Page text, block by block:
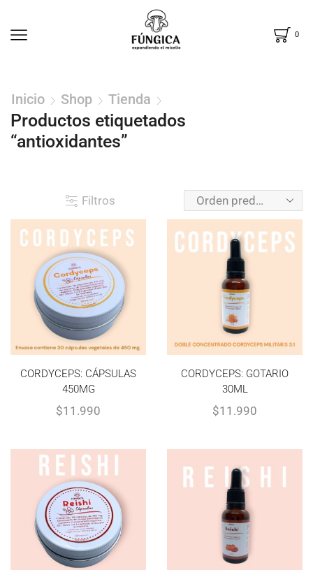
0
Inicio Shop Tienda
Productos etiquetados
“antioxidantes”
Filtros
CORDYCEPS: CÁPSULAS
450MG
$11.990
CORDYCEPS: GOTARIO
30ML
$11.990